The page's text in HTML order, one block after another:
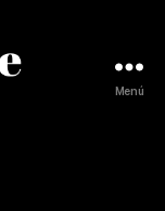
Menú